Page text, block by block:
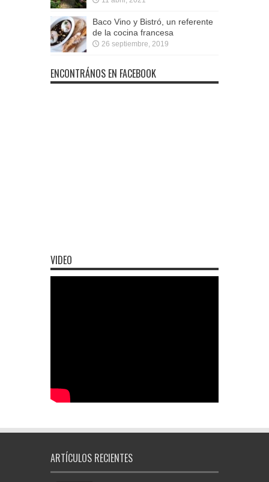
Baco Vino y Bistró, un referente
de la cocina francesa
26 septiembre, 2019
ENCONTRÁNOS EN FACEBOOK
VIDEO
ARTÍCULOS RECIENTES